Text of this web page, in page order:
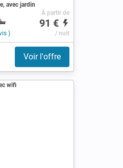
avec jardin
)
À partir de
91 €
/ nuit
Voir l'offre